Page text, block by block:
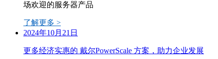
场欢迎的服务器产品
了解更多 >
2024年10月21日
更多经济实惠的 戴尔PowerScale 方案，助力企业发展